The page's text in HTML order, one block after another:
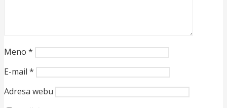
Meno *
E-mail *
Adresa webu